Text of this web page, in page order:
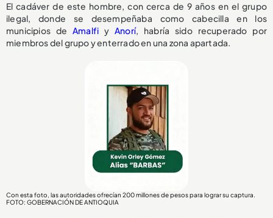
El cadáver de este hombre, con cerca de 9 años en el grupo
ilegal, donde se desempeñaba como cabecilla en los
municipios de Amalfi y Anorí, habría sido recuperado por
miembros del grupo y enterrado en una zona apartada.
Con esta foto, las autoridades ofrecían 200 millones de pesos para lograr su captura.
FOTO: GOBERNACIÓN DE ANTIOQUIA